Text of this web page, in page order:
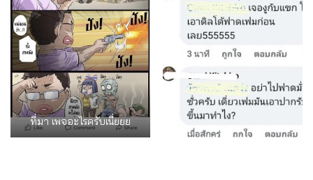
ที่มา เพจอะไรครับเนี่ยยย